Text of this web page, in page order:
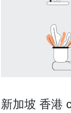
新加坡 香港